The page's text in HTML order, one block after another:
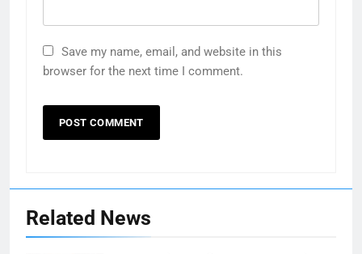
Save my name, email, and website in this
browser for the next time I comment.
Related News